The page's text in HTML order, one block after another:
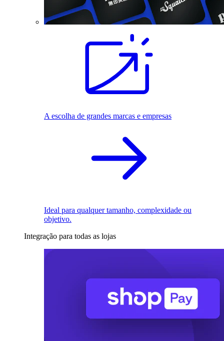
A escolha de grandes marcas e empresas
Ideal para qualquer tamanho, complexidade ou
objetivo.
Integração para todas as lojas